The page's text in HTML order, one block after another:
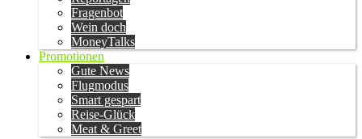
Fragenbot
Wein doch
MoneyTalks
Promotionen
Gute News
Flugmodus
Smart gespart
Reise-Glück
Meat & Greet